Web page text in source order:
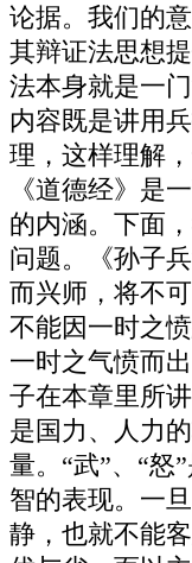
论据。我们的
其辩证法思想
法本身就是一
内容既是讲用
理，这样理解
《道德经》是
的内涵。下面
问题。《孙子
而兴师，将不
不能因一时之
一时之气愤而
子在本章里所
是国力、人力
量。“武”、“怒
智的表现。一
静，也就不能